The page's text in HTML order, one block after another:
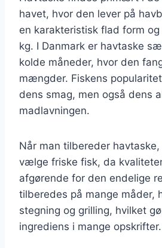
havet, hvor den lever på
en karakteristisk flad form
kg. I Danmark er havtaske
kolde måneder, hvor den
mængder. Fiskens
dens smag, men også dens
madlavningen.
Når man tilbereder
vælge friske fisk, da
afgørende for den endelige
tilberedes på mange måder,
stegning og grilling, hvilket
ingrediens i mange opskrifter.